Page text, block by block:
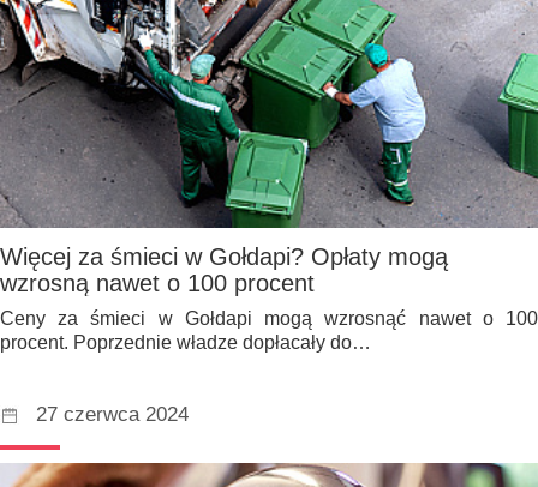
Więcej za śmieci w Gołdapi? Opłaty mogą
wzrosną nawet o 100 procent
Ceny za śmieci w Gołdapi mogą wzrosnąć nawet o 100
procent. Poprzednie władze dopłacały do…
27 czerwca 2024